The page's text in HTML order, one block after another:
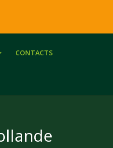
CONTACTS